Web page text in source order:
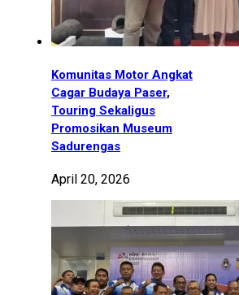
Komunitas Motor Angkat
Cagar Budaya Paser,
Touring Sekaligus
Promosikan Museum
Sadurengas
April 20, 2026